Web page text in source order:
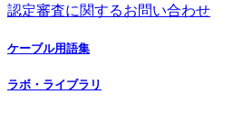
認定審査に関するお問い合わせ
ケーブル用語集
ラボ・ライブラリ